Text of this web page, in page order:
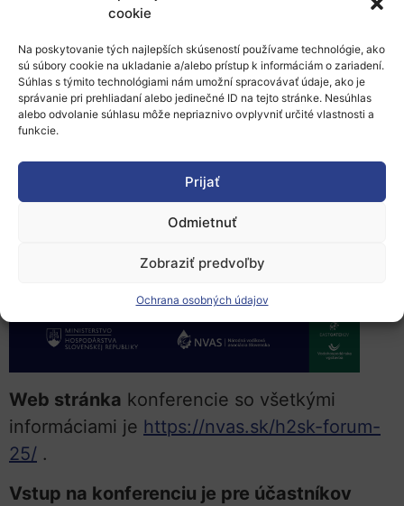
cookie
Na poskytovanie tých najlepších skúseností používame technológie, ako
sú súbory cookie na ukladanie a/alebo prístup k informáciám o zariadení.
Súhlas s týmito technológiami nám umožní spracovávať údaje, ako je
správanie pri prehliadaní alebo jedinečné ID na tejto stránke. Nesúhlas
alebo odvolanie súhlasu môže nepriaznivo ovplyvniť určité vlastnosti a
funkcie.
Prijať
Odmietnuť
Zobraziť predvoľby
Ochrana osobných údajov
prvej slovenskej vodíkovej konferenciiH2SK
FORUMs vašimi kolegami, partnermi a
spoločnosťami, ktoré by mohli mať o toto
Web stránka konferencie so všetkými
informáciami je https://nvas.sk/h2sk-forum-
25/ .
Vstup na konferenciu je pre účastníkov